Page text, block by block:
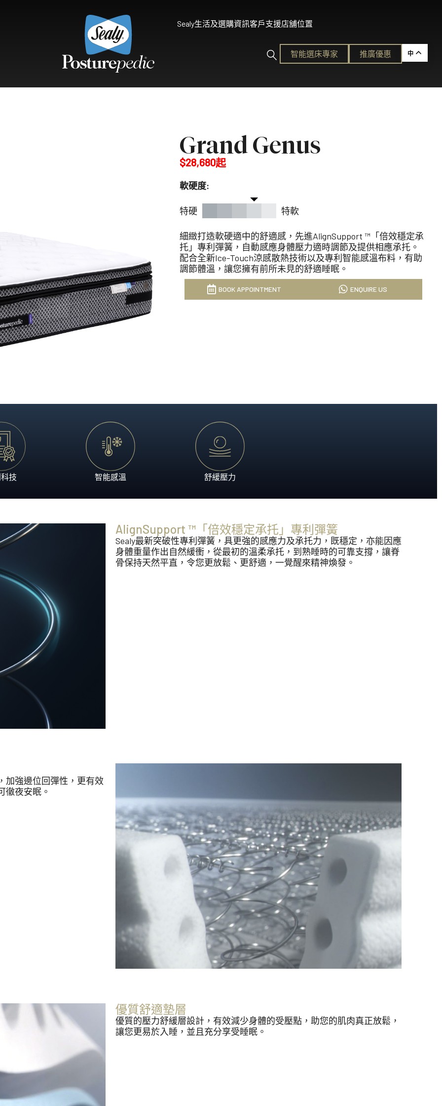
Palatial Crest Collection
雙重堅固承托，帶給你尊貴的護脊睡眠
Premium Collection
完美平衡舒適與承托，滿足各種需要。
Prestige Collection
無與倫比的舒適愜意，締造平易近人的奢華體驗。
Connoisseur Collection
澳洲製造、體現突破性睡眠科技的睡眠藝術，為您帶來奢適的酣睡時光。
Heritage Collection
匠心工藝配搭領先科技，造就極致酣睡體驗。
Sealy生活及選購資訊客戶支援店舖位置
智能選床專家​ 推廣優惠 中
Grand Genus
$28,680起
軟硬度:
特硬 特軟
細緻打造軟硬適中的舒適感，先進AlignSupport ™「倍效穩定承
托」專利彈簧，自動感應身體壓力適時調節及提供相應承托。
配合全新Ice-Touch涼感散熱技術以及專利智能感溫布料，有助
調節體溫，讓您擁有前所未見的舒適睡眠。
BOOK APPOINTMENT ENQUIRE US
技 智能感溫 舒緩壓力
AlignSupport ™「倍效穩定承托」專利彈簧
Sealy最新突破性專利彈簧，具更強的感應力及承托力，既穩定，亦能因應
身體重量作出自然緩衝，從最初的溫柔承托，到熟睡時的可靠支撐，讓脊
骨保持天然平直，令您更放鬆、更舒適，一覺醒來精神煥發。
加強邊位回彈性，更有效
徹夜安眠。
優質舒適墊層
優質的壓力舒緩層設計，有效減少身體的受壓點，助您的肌肉真正放鬆，
讓您更易於入睡，並且充分享受睡眠。